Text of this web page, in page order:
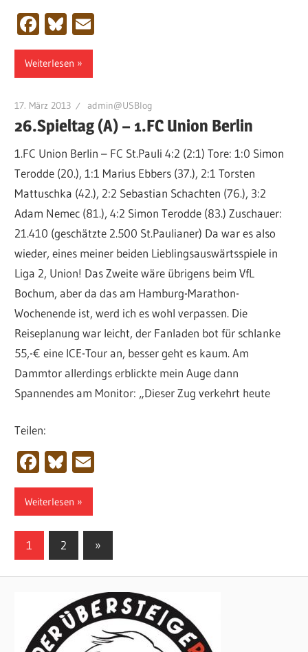
Facebook
Bluesky
Weiterlesen
17. März 2013 admin@USBlog
26.Spieltag (A) – 1.FC Union Berlin
1.FC Union Berlin – FC St.Pauli 4:2 (2:1) Tore: 1:0 Simon
Terodde (20.), 1:1 Marius Ebbers (37.), 2:1 Torsten
Mattuschka (42.), 2:2 Sebastian Schachten (76.), 3:2
Adam Nemec (81.), 4:2 Simon Terodde (83.) Zuschauer:
21.410 (geschätzte 2.500 St.Paulianer) Da war es also
wieder, eines meiner beiden Lieblingsauswärtsspiele in
Liga 2, Union! Das Zweite wäre übrigens beim VfL
Bochum, aber da das am Hamburg-Marathon-
Wochenende ist, werd ich es wohl verpassen. Die
Reiseplanung war leicht, der Fanladen bot für schlanke
55,-€ eine ICE-Tour an, besser geht es kaum. Am
Dammtor allerdings erblickte mein Auge dann
Spannendes am Monitor: „Dieser Zug verkehrt heute
Teilen:
Facebook
Bluesky
Weiterlesen
Seitennummerierung
Beiträge
1 2
Nächste
Beiträge
»